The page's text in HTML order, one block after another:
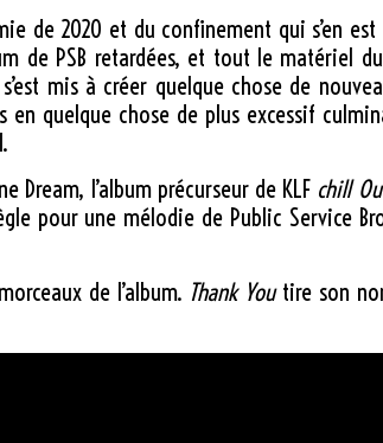
de 2020 et du confinement qui s’en
de PSB retardées, et tout le matériel
mis à créer quelque chose de
quelque chose de plus excessif
Dream, l’album précurseur de KLF chill
pour une mélodie de Public Service
de l’album. Thank Youtire son